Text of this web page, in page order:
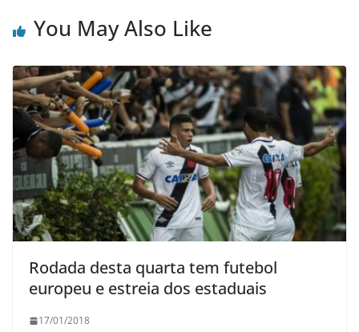
You May Also Like
Rodada desta quarta tem futebol
europeu e estreia dos estaduais
17/01/2018